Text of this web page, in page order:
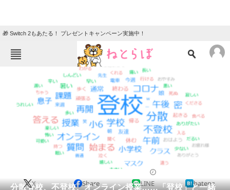
🎁 Switch 2もあたる！ プレゼントキャンペーン実施中！
ニュース
エンタメ クイズ
地域
教育・育児
リサーチ
会員記事
分散登校、不登校、オンライン授業……「登校」と一緒
X Share LINE hatena